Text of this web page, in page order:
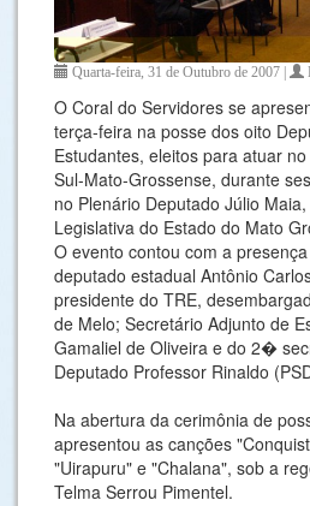
Quarta-feira, 31 de Outubro de 2007 |
O Coral do Servidores se
terça-feira na posse dos oito
Estudantes, eleitos para atuar
Sul-Mato-Grossense, durante
no Plenário Deputado Júlio
Legislativa do Estado do Mato
O evento contou com a
deputado estadual Antônio
presidente do TRE,
de Melo; Secretário Adjunto de
Gamaliel de Oliveira e do 2�
Deputado Professor Rinaldo
Na abertura da cerimônia de
apresentou as canções
"Uirapuru" e "Chalana", sob a
Telma Serrou Pimentel.